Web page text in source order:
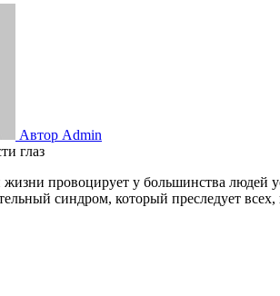
Автор Admin
синдром, который преследует всех,